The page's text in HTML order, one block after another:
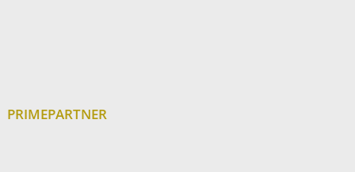
PRIMEPARTNER